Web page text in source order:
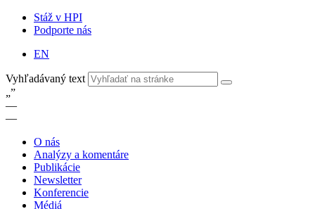
Stáž v HPI
Podporte nás
EN
Vyhľadávaný text
„”
—
—
O nás
Analýzy a komentáre
Publikácie
Newsletter
Konferencie
Médiá